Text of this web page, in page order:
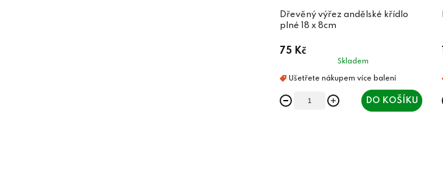
Dřevěný výřez andělské křídlo
plné 18 x 8cm
75 Kč
Skladem
DO KOŠÍKU